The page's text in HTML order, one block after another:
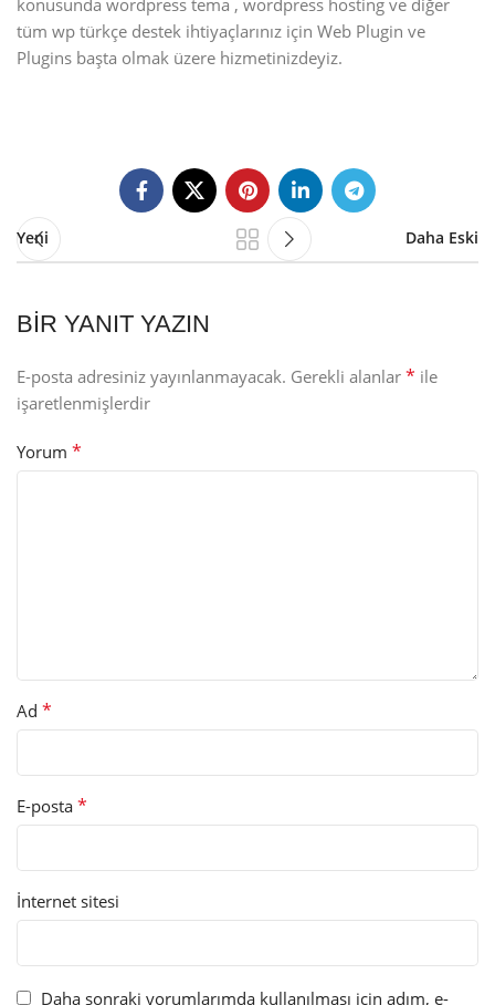
tüm wp türkçe destek ihtiyaçlarınız için Web Plugin ve
Plugins başta olmak üzere hizmetinizdeyiz.
Yeni Daha Eski
BIR YANIT YAZIN
E-posta adresiniz yayınlanmayacak. Gerekli alanlar * ile
işaretlenmişlerdir
Yorum *
Ad *
E-posta *
İnternet sitesi
Daha sonraki yorumlarımda kullanılması için adım, e-